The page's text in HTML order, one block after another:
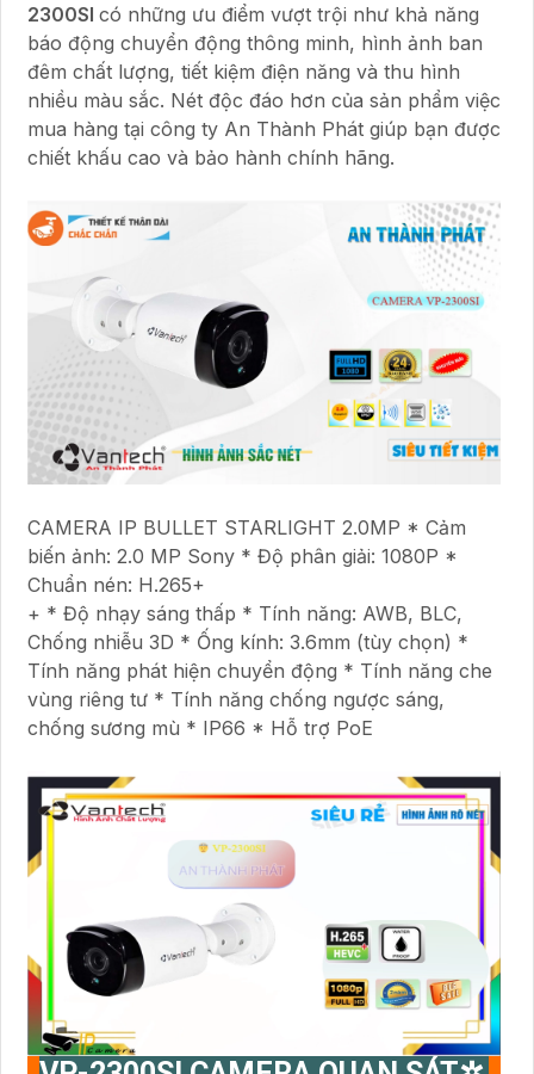
2300SI có những ưu điểm vượt trội như khả năng
báo động chuyển động thông minh, hình ảnh ban
đêm chất lượng, tiết kiệm điện năng và thu hình
nhiều màu sắc. Nét độc đáo hơn của sản phẩm việc
mua hàng tại công ty An Thành Phát giúp bạn được
chiết khấu cao và bảo hành chính hãng.
CAMERA IP BULLET STARLIGHT 2.0MP * Cảm
biến ảnh: 2.0 MP Sony * Độ phân giải: 1080P *
Chuẩn nén: H.265+
+ * Độ nhạy sáng thấp * Tính năng: AWB, BLC,
Chống nhiễu 3D * Ống kính: 3.6mm (tùy chọn) *
Tính năng phát hiện chuyển động * Tính năng che
vùng riêng tư * Tính năng chống ngược sáng,
chống sương mù * IP66 * Hỗ trợ PoE